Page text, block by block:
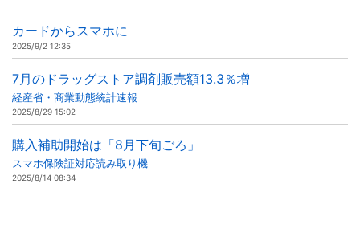
カードからスマホに
2025/9/2 12:35
7月のドラッグストア調剤販売額13.3％増
経産省・商業動態統計速報
2025/8/29 15:02
購入補助開始は「8月下旬ごろ」
スマホ保険証対応読み取り機
2025/8/14 08:34